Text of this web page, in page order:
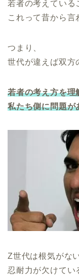
若者の考えている
これって昔から言
つまり、
世代が違えば双方
若者の考え方を理
私たち側に問題が
Z世代は根気がな
忍耐力が欠けてい